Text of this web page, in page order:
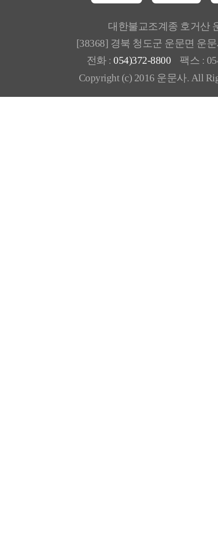
대한불교조계종 호거산
[38368] 경북 청도군 운문면 운
전화 : 054)372-8800 팩스 :
Copyright (c) 2016 운문사. All